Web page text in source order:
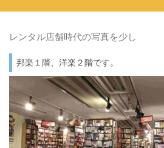
レンタル店舗時代の写真を少し
邦楽１階、洋楽２階です。